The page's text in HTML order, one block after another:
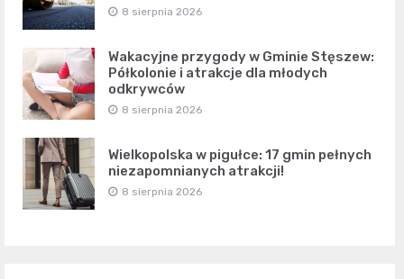
8 sierpnia 2026
Wakacyjne przygody w Gminie Stęszew:
Półkolonie i atrakcje dla młodych
odkrywców
8 sierpnia 2026
Wielkopolska w pigułce: 17 gmin pełnych
niezapomnianych atrakcji!
8 sierpnia 2026